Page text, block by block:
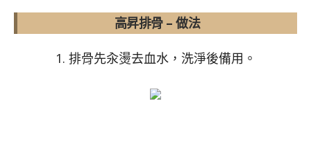
高昇排骨 – 做法
1. 排骨先汆燙去血水，洗淨後備用。